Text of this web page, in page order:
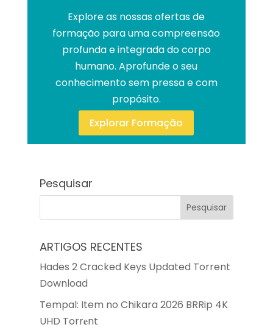
Explore as nossas ofertas de
formação para uma compreensão
profunda e integrada do corpo
humano. Aprofunde o seu
conhecimento sem pressa e com
propósito.
Explorar Formação
Pesquisar
ARTIGOS RECENTES
Hades 2 Cracked Keys Updated Torrent
Download
Tempal: Item no Chikara 2026 BRRip 4K
UHD Torr𝐞nt